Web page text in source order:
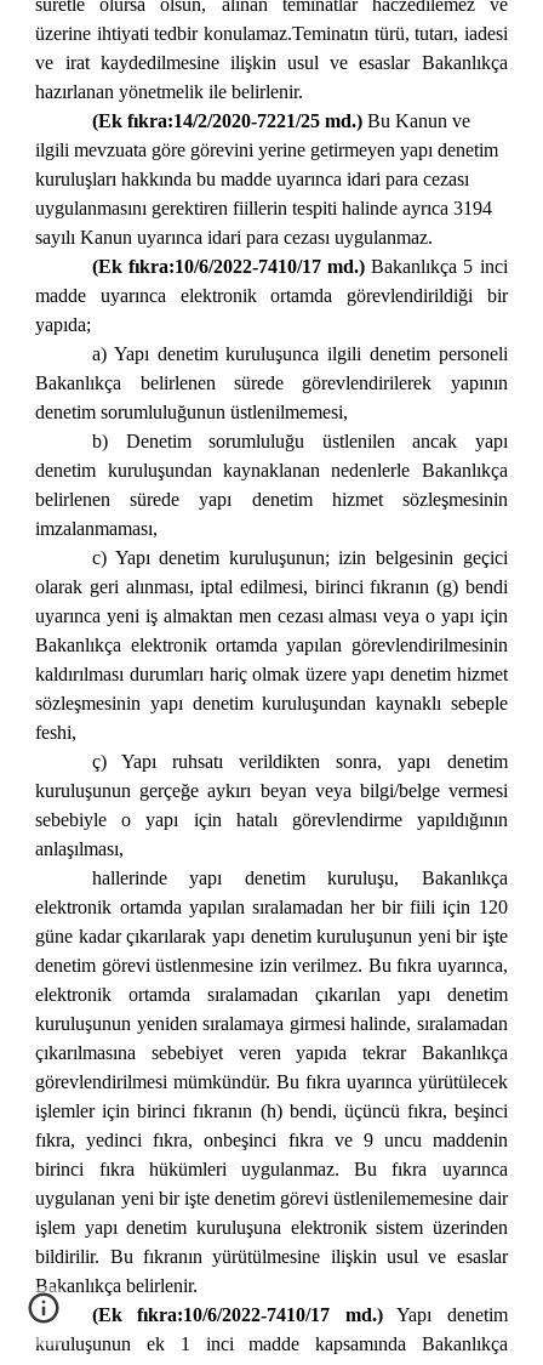
suretle olursa olsun, alınan teminatlar haczedilemez ve
üzerine ihtiyati tedbir konulamaz.Teminatın türü, tutarı, iadesi
ve irat kaydedilmesine ilişkin usul ve esaslar Bakanlıkça
hazırlanan yönetmelik ile belirlenir.
(Ek fıkra:14/2/2020-7221/25 md.) Bu Kanun ve
ilgili mevzuata göre görevini yerine getirmeyen yapı denetim
kuruluşları hakkında bu madde uyarınca idari para cezası
uygulanmasını gerektiren fiillerin tespiti halinde ayrıca 3194
sayılı Kanun uyarınca idari para cezası uygulanmaz.
(Ek fıkra:10/6/2022-7410/17 md.) Bakanlıkça 5 inci
madde uyarınca elektronik ortamda görevlendirildiği bir
yapıda;
a) Yapı denetim kuruluşunca ilgili denetim personeli
Bakanlıkça belirlenen sürede görevlendirilerek yapının
denetim sorumluluğunun üstlenilmemesi,
b) Denetim sorumluluğu üstlenilen ancak yapı
denetim kuruluşundan kaynaklanan nedenlerle Bakanlıkça
belirlenen sürede yapı denetim hizmet sözleşmesinin
imzalanmaması,
c) Yapı denetim kuruluşunun; izin belgesinin geçici
olarak geri alınması, iptal edilmesi, birinci fıkranın (g) bendi
uyarınca yeni iş almaktan men cezası alması veya o yapı için
Bakanlıkça elektronik ortamda yapılan görevlendirilmesinin
kaldırılması durumları hariç olmak üzere yapı denetim hizmet
sözleşmesinin yapı denetim kuruluşundan kaynaklı sebeple
feshi,
ç) Yapı ruhsatı verildikten sonra, yapı denetim
kuruluşunun gerçeğe aykırı beyan veya bilgi/belge vermesi
sebebiyle o yapı için hatalı görevlendirme yapıldığının
anlaşılması,
hallerinde yapı denetim kuruluşu, Bakanlıkça
elektronik ortamda yapılan sıralamadan her bir fiili için 120
güne kadar çıkarılarak yapı denetim kuruluşunun yeni bir işte
denetim görevi üstlenmesine izin verilmez. Bu fıkra uyarınca,
elektronik ortamda sıralamadan çıkarılan yapı denetim
kuruluşunun yeniden sıralamaya girmesi halinde, sıralamadan
çıkarılmasına sebebiyet veren yapıda tekrar Bakanlıkça
görevlendirilmesi mümkündür. Bu fıkra uyarınca yürütülecek
işlemler için birinci fıkranın (h) bendi, üçüncü fıkra, beşinci
fıkra, yedinci fıkra, onbeşinci fıkra ve 9 uncu maddenin
birinci fıkra hükümleri uygulanmaz. Bu fıkra uyarınca
uygulanan yeni bir işte denetim görevi üstlenilememesine dair
işlem yapı denetim kuruluşuna elektronik sistem üzerinden
bildirilir. Bu fıkranın yürütülmesine ilişkin usul ve esaslar
Bakanlıkça belirlenir.
(Ek fıkra:10/6/2022-7410/17 md.)Yapı denetim
kuruluşunun ek 1 inci madde kapsamında Bakanlıkça